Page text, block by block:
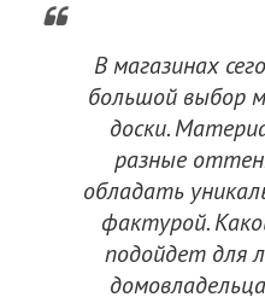
В магазинах
большой выбор
доски.
разные
обладать
фактурой.
подойдет для